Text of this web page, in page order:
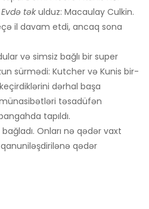
Evdə təkulduz: Macaulay Culkin.
il davam etdi, ancaq sona
və simsiz bağlı bir super
sürmədi: Kutcher və Kunis bir-
dərhal başa
təsadüfən
tapıldı.
Onları nə qədər vaxt
qədər